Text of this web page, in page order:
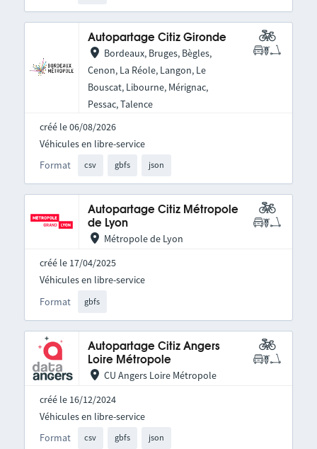
Autopartage Citiz Gironde
Bordeaux, Bruges, Bègles,
Cenon, La Réole, Langon, Le
Bouscat, Libourne, Mérignac,
Pessac, Talence
créé le 06/08/2026
Format csv gbfs json
Véhicules en libre-service
Autopartage Citiz Métropole
de Lyon
Métropole de Lyon
créé le 17/04/2025
Format gbfs
Véhicules en libre-service
Autopartage Citiz Angers
Loire Métropole
CU Angers Loire Métropole
créé le 16/12/2024
Format csv gbfs json
Véhicules en libre-service